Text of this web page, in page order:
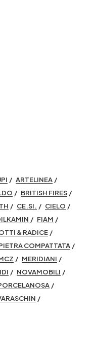
ARTELINEA
BRITISH FIRES
CE.SI.
CIELO
FIAM
& RADICE
COMPATTATA
MERIDIANI
NOVAMOBILI